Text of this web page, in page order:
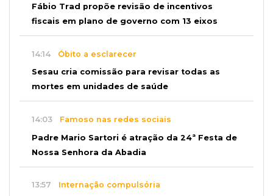
Fábio Trad propõe revisão de incentivos
fiscais em plano de governo com 13 eixos
14:14 Óbito a esclarecer
Sesau cria comissão para revisar todas as
mortes em unidades de saúde
14:03 Famoso nas redes sociais
Padre Mario Sartori é atração da 24ª Festa de
Nossa Senhora da Abadia
13:57 Internação compulsória